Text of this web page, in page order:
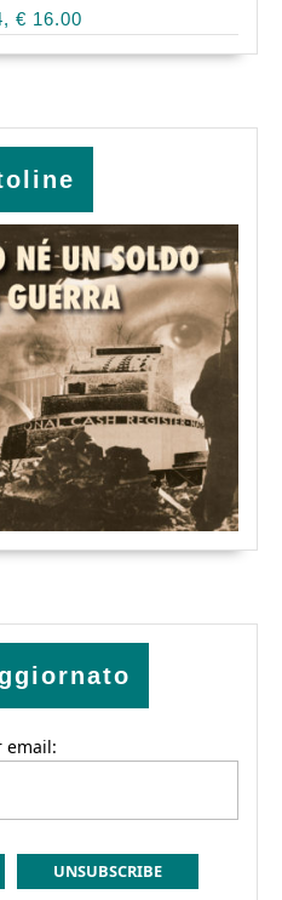
€ 16.00
email: